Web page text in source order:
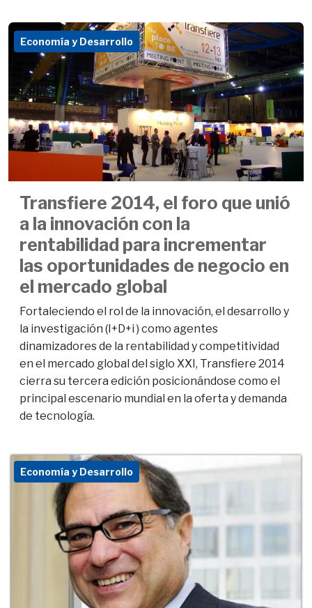
Economía y Desarrollo
Transfiere 2014, el foro que unió
a la innovación con la
rentabilidad para incrementar
las oportunidades de negocio en
el mercado global
Fortaleciendo el rol de la innovación, el desarrollo y
la investigación (I+D+i ) como agentes
dinamizadores de la rentabilidad y competitividad
en el mercado global del siglo XXI, Transfiere 2014
cierra su tercera edición posicionándose como el
principal escenario mundial en la oferta y demanda
de tecnología.
Economía y Desarrollo